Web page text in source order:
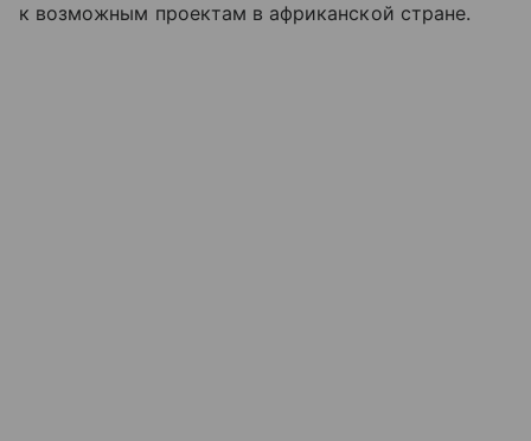
к возможным проектам в африканской стране.